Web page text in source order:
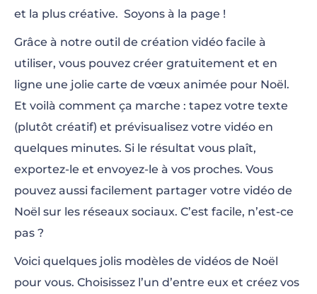
et la plus créative. Soyons à la page !
Grâce à notre outil de création vidéo facile à
utiliser, vous pouvez créer gratuitement et en
ligne une jolie carte de vœux animée pour Noël.
Et voilà comment ça marche : tapez votre texte
(plutôt créatif) et prévisualisez votre vidéo en
quelques minutes. Si le résultat vous plaît,
exportez-le et envoyez-le à vos proches. Vous
pouvez aussi facilement partager votre vidéo de
Noël sur les réseaux sociaux. C’est facile, n’est-ce
pas ?
Voici quelques jolis modèles de vidéos de Noël
pour vous. Choisissez l’un d’entre eux et créez vos